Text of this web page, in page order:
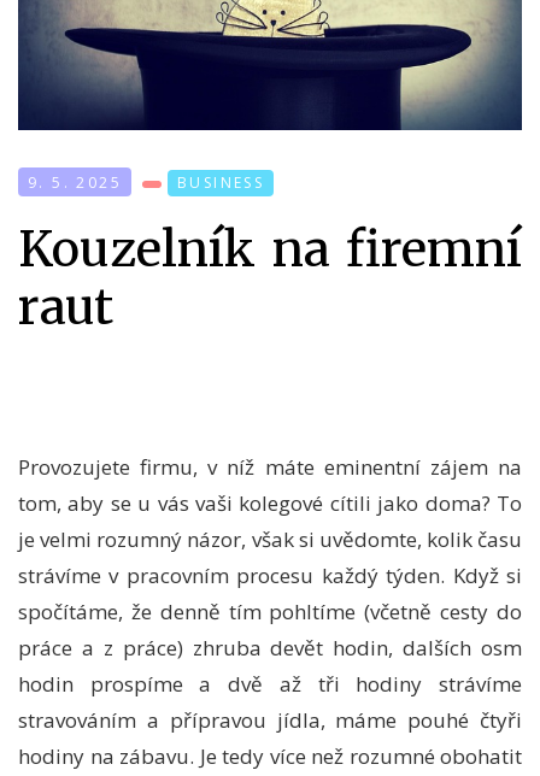
9. 5. 2025 BUSINESS
Kouzelník na firemní
raut
Provozujete firmu, v níž máte eminentní zájem na
tom, aby se u vás vaši kolegové cítili jako doma? To
je velmi rozumný názor, však si uvědomte, kolik času
strávíme v pracovním procesu každý týden. Když si
spočítáme, že denně tím pohltíme (včetně cesty do
práce a z práce) zhruba devět hodin, dalších osm
hodin prospíme a dvě až tři hodiny strávíme
stravováním a přípravou jídla, máme pouhé čtyři
hodiny na zábavu. Je tedy více než rozumné obohatit